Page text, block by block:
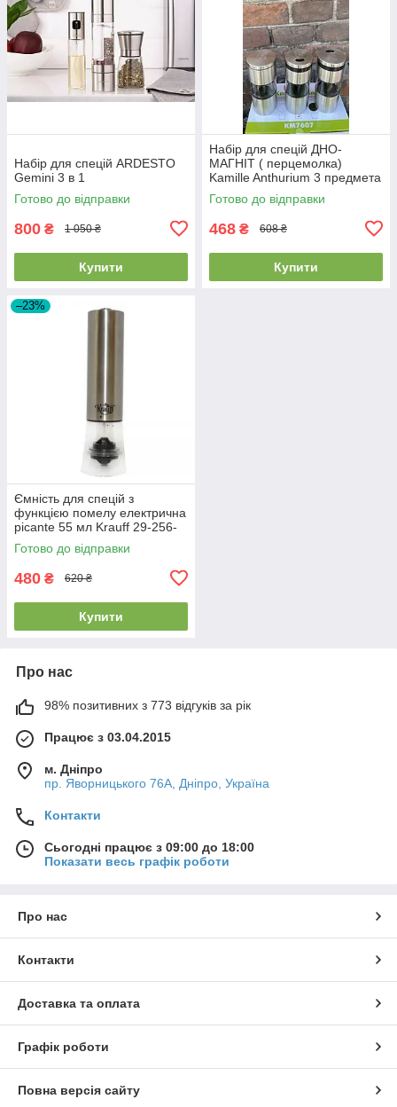
Набір для спецій ARDESTO
Gemini 3 в 1
Готово до відправки
800 ₴ 1 050 ₴
Купити
Набір для спецій ДНО-
МАГНІТ ( перцемолка)
Kamille Anthurium 3 предмета
KM-7027
Готово до відправки
468 ₴ 608 ₴
Купити
–23%
Ємність для спецій з
функцією помелу електрична
picante 55 мл Krauff 29-256-
001
Готово до відправки
480 ₴ 620 ₴
Купити
Про нас
98% позитивних з 773 відгуків за рік
Працює з 03.04.2015
м. Дніпро
пр. Яворницького 76А, Дніпро, Україна
Контакти
Сьогодні працює з 09:00 до 18:00
Показати весь графік роботи
Про нас
Контакти
Доставка та оплата
Графік роботи
Повна версія сайту